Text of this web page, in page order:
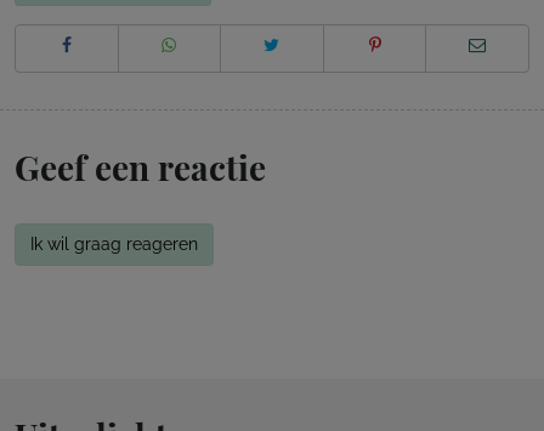
Geef een reactie
Ik wil graag reageren